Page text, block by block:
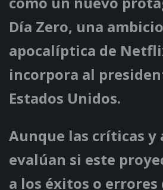
Día Zero, una
apocalíptica de
incorpora al
Estados Unidos.
Aunque las críticas y
evalúan si este
a los éxitos o